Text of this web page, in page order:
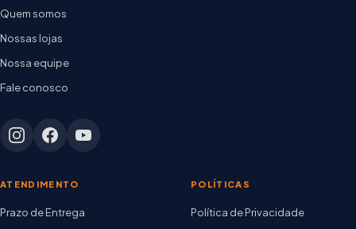
Quem somos
Nossas lojas
Nossa equipe
Fale conosco
ATENDIMENTO
Prazo de Entrega
POLÍTICAS
Política de Privacidade